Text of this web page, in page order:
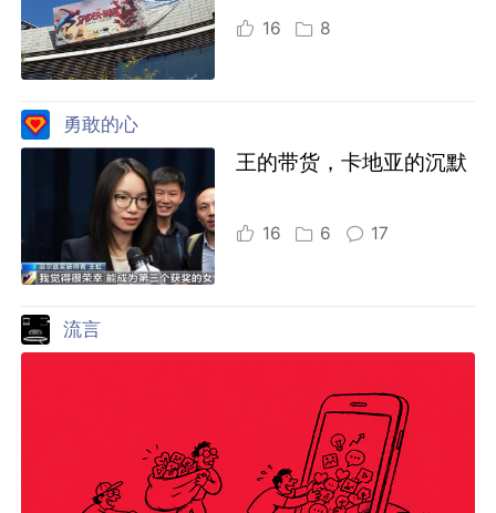
16 8
勇敢的心
王的带货，卡地亚的沉默
16 6 17
流言